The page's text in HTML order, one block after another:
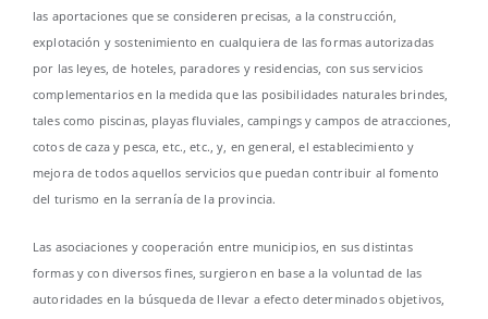
las aportaciones que se consideren precisas, a la construcción,
explotación y sostenimiento en cualquiera de las formas autorizadas
por las leyes, de hoteles, paradores y residencias, con sus servicios
complementarios en la medida que las posibilidades naturales brindes,
tales como piscinas, playas fluviales, campings y campos de atracciones,
cotos de caza y pesca, etc., etc., y, en general, el establecimiento y
mejora de todos aquellos servicios que puedan contribuir al fomento
del turismo en la serranía de la provincia.
Las asociaciones y cooperación entre municipios, en sus distintas
formas y con diversos fines, surgieron en base a la voluntad de las
autoridades en la búsqueda de llevar a efecto determinados objetivos,